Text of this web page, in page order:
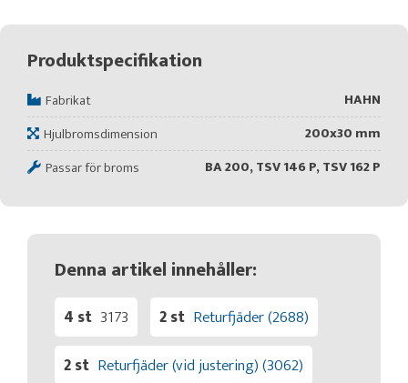
Produktspecifikation
Fabrikat
HAHN
Hjulbromsdimension
200x30 mm
Passar för broms
BA 200, TSV 146 P, TSV 162 P
Denna artikel innehåller:
4 st 3173 2 st Returfjäder (2688)
2 st Returfjäder (vid justering) (3062)